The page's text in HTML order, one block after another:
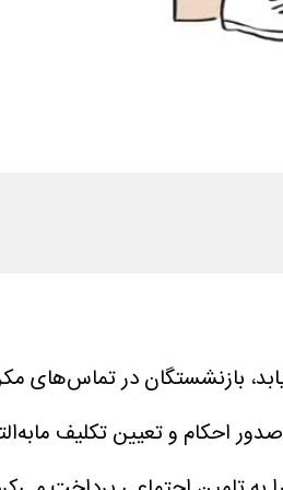
بازنشستگان در تماس‌های
احکام و تعیین تکلیف